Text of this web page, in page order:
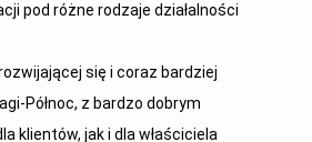
pod różne rodzaje działalności
się i coraz bardziej
Północ, z bardzo dobrym
klientów, jak i dla właściciela